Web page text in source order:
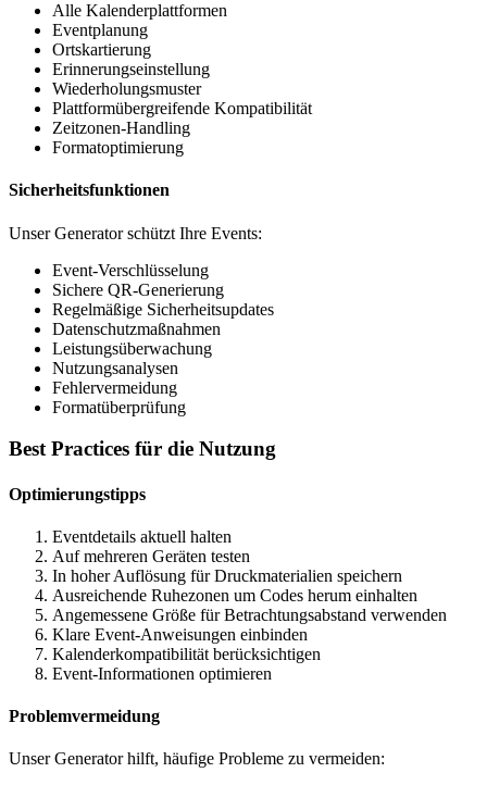
Alle Kalenderplattformen
Eventplanung
Ortskartierung
Erinnerungseinstellung
Wiederholungsmuster
Plattformübergreifende Kompatibilität
Zeitzonen-Handling
Formatoptimierung
Sicherheitsfunktionen
Unser Generator schützt Ihre Events:
Event-Verschlüsselung
Sichere QR-Generierung
Regelmäßige Sicherheitsupdates
Datenschutzmaßnahmen
Leistungsüberwachung
Nutzungsanalysen
Fehlervermeidung
Formatüberprüfung
Best Practices für die Nutzung
Optimierungstipps
Eventdetails aktuell halten
Auf mehreren Geräten testen
In hoher Auflösung für Druckmaterialien speichern
Ausreichende Ruhezonen um Codes herum einhalten
Angemessene Größe für Betrachtungsabstand verwenden
Klare Event-Anweisungen einbinden
Kalenderkompatibilität berücksichtigen
Event-Informationen optimieren
Problemvermeidung
Unser Generator hilft, häufige Probleme zu vermeiden: